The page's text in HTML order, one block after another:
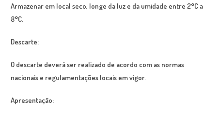
Armazenar em local seco, longe da luz e da umidade entre 2°C a
8°C.
Descarte:
O descarte deverá ser realizado de acordo com as normas
nacionais e regulamentações locais em vigor.
Apresentação: